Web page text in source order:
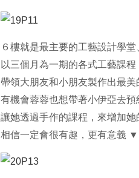
６樓就是最主要的工藝設計學
以三個月為一期的各式工藝課
帶領大朋友和小朋友製作出最美
有機會蓉蓉也想帶著小伊亞去預
讓她透過手作的課程，來增加
相信一定會很有趣，更有意義 ▼